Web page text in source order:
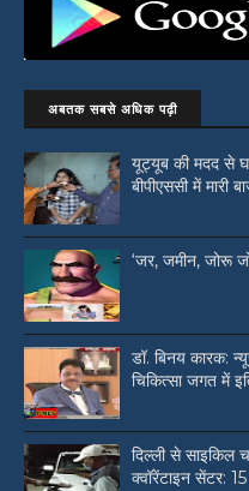
अबतक सबसे अधिक पढ़ी
यूट्यूब की मदद से
बीपीएससी में मारी
‘जर, जमीन, जोरू
डॉ. बिनय कारक:
चिकित्सा जगत में
दिल्ली से साइकिल
क्वॉरेंटाइन सेंटर: